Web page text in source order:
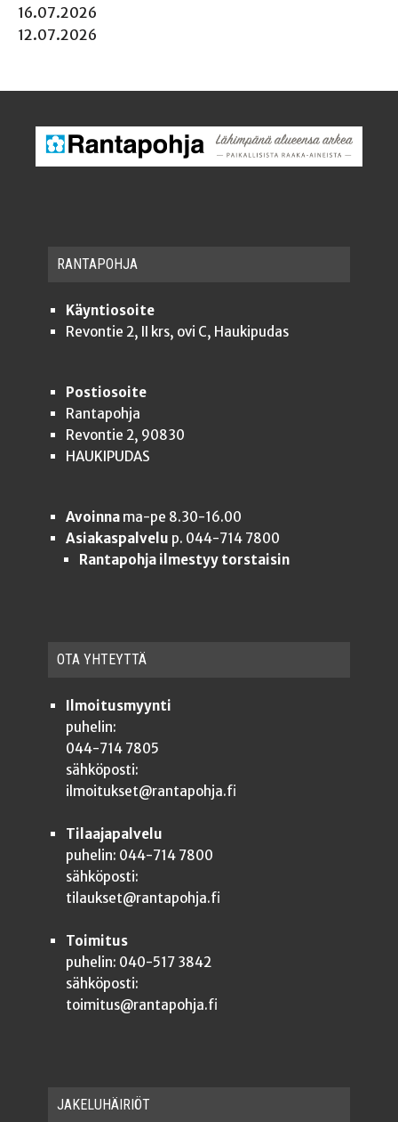
16.07.2026
12.07.2026
RAN­TA­POH­JA
Käyntiosoite
Revontie 2, II krs, ovi C, Haukipudas
Postiosoite
Rantapohja
Revontie 2, 90830
HAUKIPUDAS
Avoinnama-pe 8.30-16.00
Asiakaspalvelu p. 044-714 7800
Rantapohja ilmestyy torstaisin
OTA YHTEYT­TÄ
Ilmoitusmyynti
puhelin:
044-714 7805
sähköposti:
ilmoitukset@rantapohja.fi
Tilaajapalvelu
puhelin: 044-714 7800
sähköposti:
tilaukset@rantapohja.fi
Toimitus
puhelin: 040-517 3842
sähköposti:
toimitus@rantapohja.fi
JAKE­LU­HÄI­RIÖT